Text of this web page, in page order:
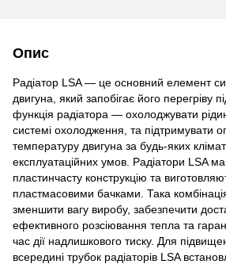
Опис
Радіатор LSA — це основний елемент
двигуна, який запобігає його перегріву
функція радіатора — охолоджувати
системі охолодження, та підтримувати
температуру двигуна за будь-яких
експлуатаційних умов. Радіатори LSA
пластинчасту конструкцію та
пластмасовими бачками. Така
зменшити вагу виробу, забезпечити
ефективного розсіювання тепла та
час дії надлишкового тиску. Для
всередині трубок радіаторів LSA